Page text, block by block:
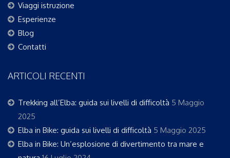
Viaggi istruzione
Esperienze
Blog
Contatti
ARTICOLI RECENTI
Trekking all’Elba: guida sui livelli di difficoltà 5 Maggio
2025
Elba in Bike: guida sui livelli di difficoltà 5 Maggio 2025
Elba in Bike: Un’esplosione di divertimento tra mare e